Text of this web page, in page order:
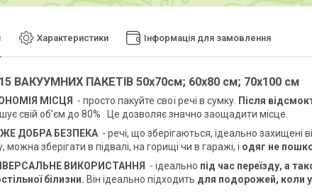
Характеристики Інформація для замовлення
ВАКУУМНИХ ПАКЕТІВ 50х70см; 60х80 см; 70х100 см
МІСЦЯ - просто пакуйте свої речі в сумку. Після
свій об’єм до 80% . Це дозволяє значно заощадити місце.
ДОБРА БЕЗПЕКА - речі, що зберігаються, ідеально захищені
можна зберігати в підвалі, на горищі чи в гаражі, і одяг не
ВИКОРИСТАННЯ
- ідеально під час переїзду, а
білизни. Він ідеально підходить для подорожей, коли у